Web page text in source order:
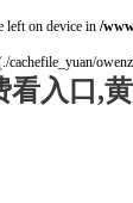
left on device in /
cachefile_yuan/
看入口,